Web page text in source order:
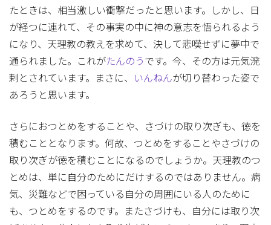
たときは、相当激しい衝撃だったと思います。しかし、日
が経つに連れて、その事実の中に神の意志を悟られるよう
になり、天理教の教えを求めて、決して悲嘆せずに夢中で
通られました。これがたんのう です。今、その方は元気溌
剌とされています。まさに、
いんねんが切り替わった姿で
あろうと思います。
さらにおつとめをすることや、さづけの取り次ぎも、徳を
積むこととなります。何故、つとめをすることやさづけの
取り次ぎが徳を積むことになるのでしょうか。天理教のつ
とめは、単に自分のためにだけするのではありません。病
気、災難などで困っている自分の周囲にいる人のために
も、つとめをするのです。またさづけも、自分には取り次